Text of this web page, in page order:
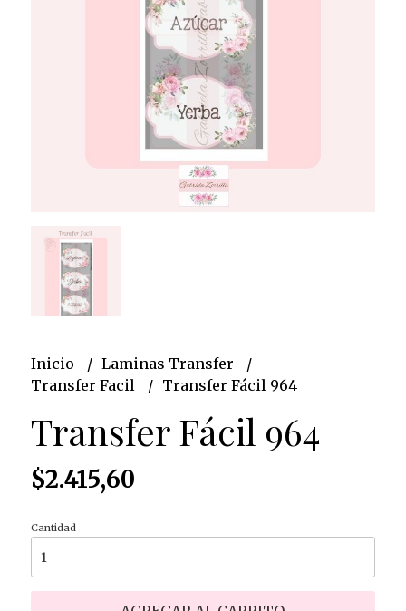
Inicio
Laminas Transfer
Transfer Facil
Transfer Fácil 964
Transfer Fácil 964
$2.415,60
Cantidad